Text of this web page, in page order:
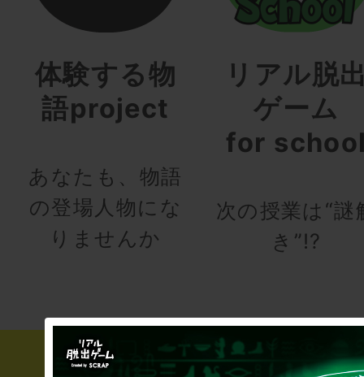
体験する物
語project
あなたも、物語
の登場人物にな
りませんか
リアル脱
ゲーム
for
次の授業は“謎
き”!?